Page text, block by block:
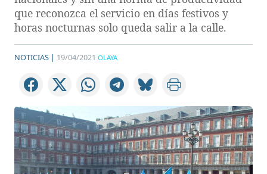
que reconozca el servicio en días festivos y
horas nocturnas solo queda salir a la calle.
NOTICIAS | 19/04/2021 OLAYA